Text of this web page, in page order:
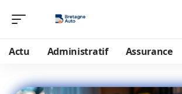
Actu Administratif Assurance